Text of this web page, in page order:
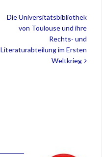
Die Universitätsbibliothek
von Toulouse und ihre
Rechts- und
Literaturabteilung im Ersten
Weltkrieg